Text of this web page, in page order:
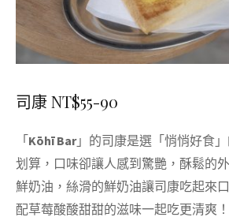
司康 NT$55-90
「 Kōhī Bar」的司康是選「悄悄好食
划算，口味卻讓人感到驚艷，酥鬆的
鮮奶油，絲滑的鮮奶油讓司康吃起來
配草莓酸酸甜甜的滋味一起吃更清爽